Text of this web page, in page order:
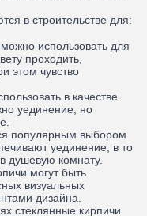
в строительстве для:
использовать для
проходить,
этом чувство
в качестве
уединение, но
популярным выбором
уединение, в то
душевую комнату.
могут быть
визуальных
дизайна.
стеклянные кирпичи